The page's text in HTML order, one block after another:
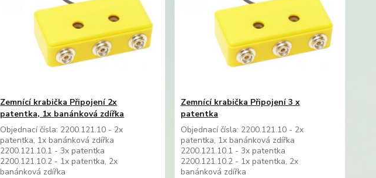
Zemnící krabička Připojení 2x
patentka, 1x banánková zdířka
Objednací čísla: 2200.121.10 - 2x
patentka, 1x banánková zdířka
2200.121.10.1 - 3x patentka
2200.121.10.2 - 1x patentka, 2x
banánková zdířka
Zemnící krabička Připojení 3 x
patentka
Objednací čísla: 2200.121.10 - 2x
patentka, 1x banánková zdířka
2200.121.10.1 - 3x patentka
2200.121.10.2 - 1x patentka, 2x
banánková zdířka